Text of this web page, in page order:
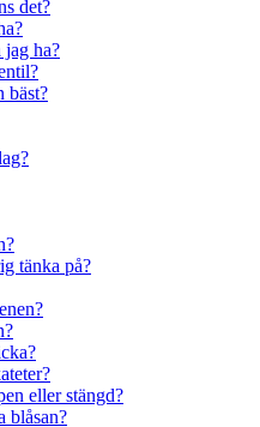
det?
jag ha?
bäst?
tänka på?
eller stängd?
blåsan?